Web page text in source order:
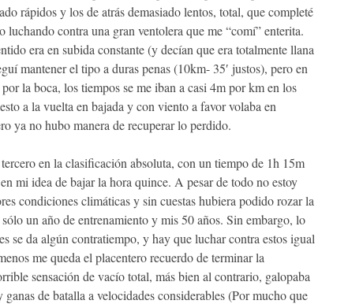
rápidos y los de atrás demasiado lentos, total, que completé
contra una gran ventolera que me “comí” enterita.
era en subida constante (y decían que era totalmente llana
mantener el tipo a duras penas (10km- 35′ justos), pero en
la boca, los tiempos se me iban a casi 4m por km en los
a la vuelta en bajada y con viento a favor volaba en
ya no hubo manera de recuperar lo perdido.
en la clasificación absoluta, con un tiempo de 1h 15m
mi idea de bajar la hora quince. A pesar de todo no estoy
condiciones climáticas y sin cuestas hubiera podido rozar la
un año de entrenamiento y mis 50 años. Sin embargo, lo
se da algún contratiempo, y hay que luchar contra estos igual
me queda el placentero recuerdo de terminar la
sensación de vacío total, más bien al contrario, galopaba
de batalla a velocidades considerables (Por mucho que